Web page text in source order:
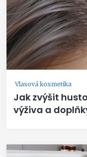
Vlasová kosmetika
Jak zvýšit
výživa a